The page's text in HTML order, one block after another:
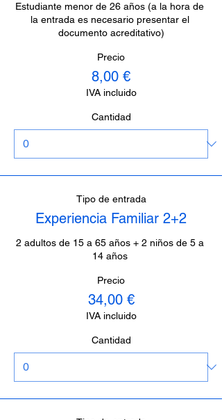
Estudiante menor de 26 años (a la hora de
la entrada es necesario presentar el
documento acreditativo)
Precio
8,00 €
IVA incluido
Cantidad
Tipo de entrada
Experiencia Familiar 2+2
2 adultos de 15 a 65 años + 2 niños de 5 a
14 años
Precio
34,00 €
IVA incluido
Cantidad